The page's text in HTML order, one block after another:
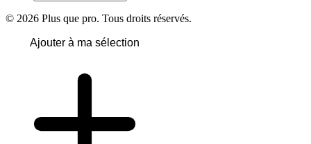
© 2026 Plus que pro. Tous droits réservés.
Ajouter à ma sélection